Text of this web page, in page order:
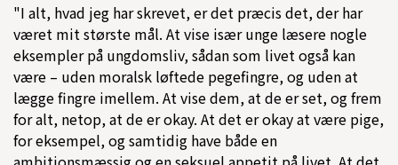
"I alt, hvad jeg har skrevet, er det præcis det, der har
været mit største mål. At vise især unge læsere nogle
eksempler på ungdomsliv, sådan som livet også kan
være – uden moralsk løftede pegefingre, og uden at
lægge fingre imellem. At vise dem, at de er set, og frem
for alt, netop, at de er okay. At det er okay at være pige,
for eksempel, og samtidig have både en